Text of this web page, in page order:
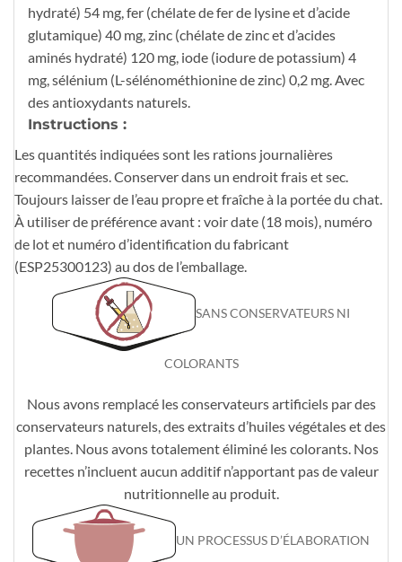
hydraté) 54 mg, fer (chélate de fer de lysine et d’acide
glutamique) 40 mg, zinc (chélate de zinc et d’acides
aminés hydraté) 120 mg, iode (iodure de potassium) 4
mg, sélénium (L-sélénométhionine de zinc) 0,2 mg. Avec
des antioxydants naturels.
Instructions :
Les quantités indiquées sont les rations journalières
recommandées. Conserver dans un endroit frais et sec.
Toujours laisser de l’eau propre et fraîche à la portée du chat.
À utiliser de préférence avant : voir date (18 mois), numéro
de lot et numéro d’identification du fabricant
(ESP25300123) au dos de l’emballage.
SANS CONSERVATEURS NI
COLORANTS
Nous avons remplacé les conservateurs artificiels par des
conservateurs naturels, des extraits d’huiles végétales et des
plantes. Nous avons totalement éliminé les colorants. Nos
recettes n’incluent aucun additif n’apportant pas de valeur
nutritionnelle au produit.
UN PROCESSUS D’ÉLABORATION